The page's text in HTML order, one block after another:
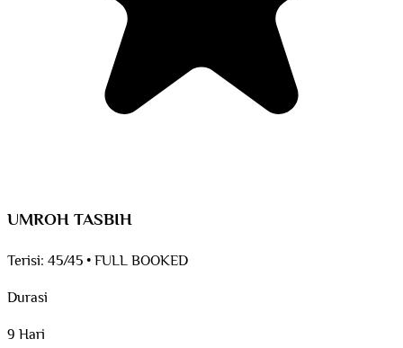
UMROH TASBIH
Terisi: 45/45•FULL BOOKED
Durasi
9 Hari